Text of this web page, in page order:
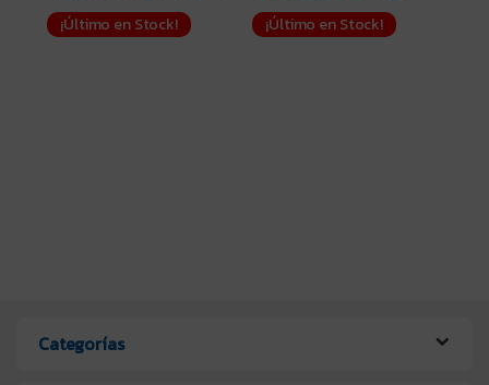
¡Último en Stock! ¡Último en Stock!
Categorías